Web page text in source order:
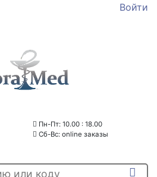
Войти
Пн-Пт: 10.00 : 18.00
Сб-Вс: online заказы